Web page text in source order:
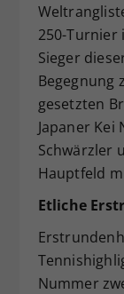
250-Turnier
Sieger
Begegnung
gesetzten
Japaner Kei
Schwärzler
Hauptfeld
Etliche
Nummer